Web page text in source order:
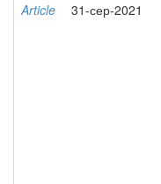
Article
31-сер-2021